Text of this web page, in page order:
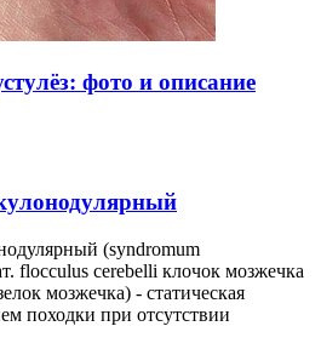
фото и описание
(syndromum
flocculus cerebelli клочок мозжечка
мозжечка) - статическая
походки при отсутствии